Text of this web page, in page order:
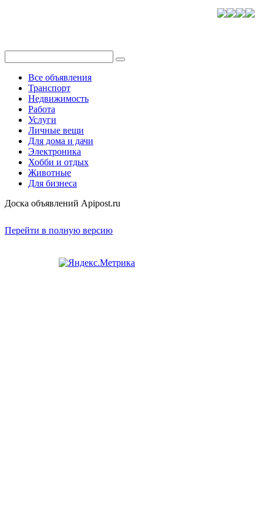
Все объявления
Транспорт
Недвижимость
Работа
Услуги
Личные вещи
Для дома и дачи
Электроника
Хобби и отдых
Животные
Для бизнеса
Доска объявлений Apipost.ru
Перейти в полную версию